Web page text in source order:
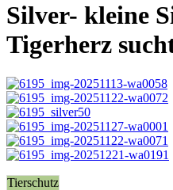
Silver- kleine
Tigerherz
Tierschutz